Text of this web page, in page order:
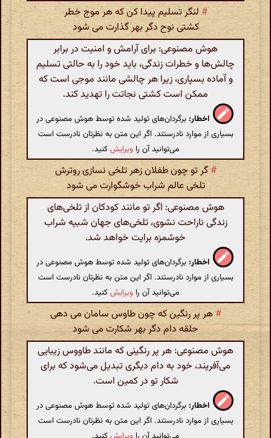
# لنگر تسلیم پیدا کن که هر موج خطر
کشتی نوح دگر بهر گذارت می شود
هوش مصنوعی: برای آرامش و امنیت در برابر
چالش‌ها و خطرات زندگی، باید خود را به حالتی تسلیم
و آماده بسپاری، زیرا هر چالشی مانند موجی است که
ممکن است کشتی نجاتت را تهدید کند.
اخطار: برگردان‌های تولید شده توسط هوش مصنوعی در
بسیاری از موارد نادرستند. اگر این متن به نظرتان نادرست است
می‌توانید آن را ویرایشکنید.
# گر تو چون طفلان زهر تلخی نسازی روترش
تلخی عالم شراب خوشگوارت می شود
هوش مصنوعی: اگر تو مانند کودکان از تلخی‌های
زندگی ناراحت نشوی، تلخی‌های جهان شبیه شراب
خوشمزه برایت خواهد شد.
اخطار: برگردان‌های تولید شده توسط هوش مصنوعی در
بسیاری از موارد نادرستند. اگر این متن به نظرتان نادرست است
می‌توانید آن را ویرایشکنید.
# هر پر رنگین که چون طاوس سامان می دهی
حلقه دام دگر بهر شکارت می شود
هوش مصنوعی: هر پر رنگینی که مانند طاووس زیبایی
می‌آفریند، خود به دام دیگری تبدیل می‌شود که برای
شکار تو در کمین است.
اخطار: برگردان‌های تولید شده توسط هوش مصنوعی در
بسیاری از موارد نادرستند. اگر این متن به نظرتان نادرست است